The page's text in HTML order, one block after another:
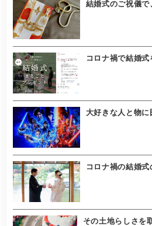
結婚式のご祝儀で
コロナ禍で結婚
大好きな人と物に
コロナ禍の結婚式
その土地らしさを